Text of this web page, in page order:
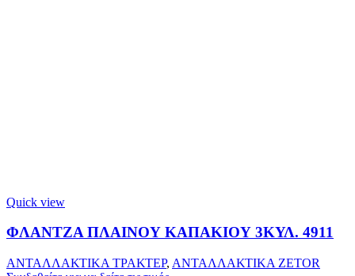
Quick view
ΦΛΑΝΤΖΑ ΠΛΑΙΝΟΥ ΚΑΠΑΚΙΟΥ 3ΚΥΛ. 4911
ΑΝΤΑΛΛΑΚΤΙΚΑ ΤΡΑΚΤΕΡ, ΑΝΤΑΛΛΑΚΤΙΚΑ ZETOR